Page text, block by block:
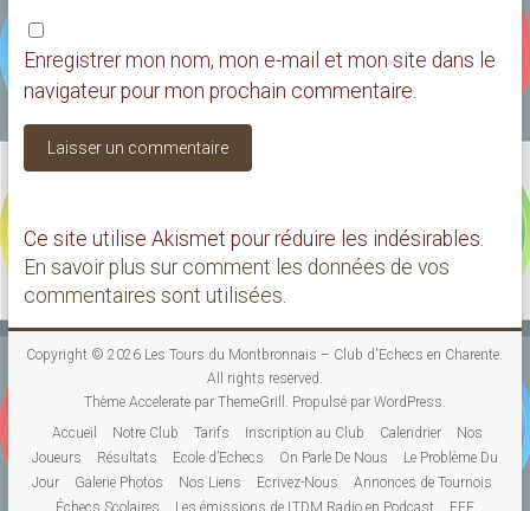
Enregistrer mon nom, mon e-mail et mon site dans le
navigateur pour mon prochain commentaire.
Ce site utilise Akismet pour réduire les indésirables.
En savoir plus sur comment les données de vos
commentaires sont utilisées
Copyright © 2026 Les Tours du Montbronnais – Club d'Echecs en Charente
All rights reserved.
Thème Acceleratepar ThemeGrill. Propulsé par WordPress
Accueil
Notre Club Tarifs Inscription au Club Calendrier
Nos
Joueurs
Résultats Ecole d’Echecs On Parle De Nous
Le Problème Du
Jour
Galerie Photos Nos Liens Ecrivez-Nous
Annonces de Tournois
Échecs Scolaires
Les émissions de LTDM Radio en Podcast FFE